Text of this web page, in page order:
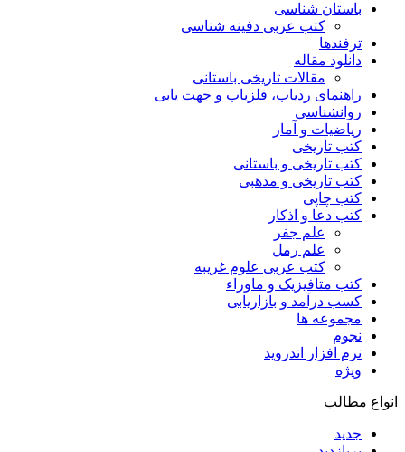
باستان شناسی
کتب عربی دفینه شناسی
ترفندها
دانلود مقاله
مقالات تاریخی باستانی
راهنمای ردیاب، فلزیاب و جهت یابی
روانشناسی
ریاضیات و آمار
کتب تاریخی
کتب تاریخی و باستانی
کتب تاریخی و مذهبی
کتب چاپی
کتب دعا و اذکار
علم جفر
علم رمل
کتب عربی علوم غریبه
کتب متافیزیک و ماوراء
کسب درآمد و بازاریابی
مجموعه ها
نجوم
نرم افزار اندروید
ویژه
انواع مطالب
جدید